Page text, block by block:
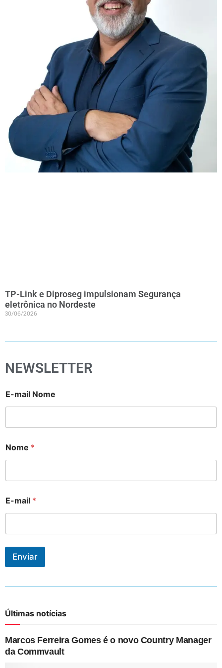
TP-Link e Diproseg impulsionam Segurança
eletrônica no Nordeste
30/06/2026
NEWSLETTER
E-mail Nome
Nome *
E-mail *
Enviar
Últimas notícias
Marcos Ferreira Gomes é o novo Country Manager
da Commvault